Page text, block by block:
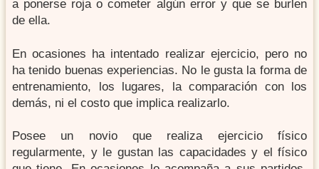
a ponerse roja o cometer algún error y que se burlen
de ella.
En ocasiones ha intentado realizar ejercicio, pero no
ha tenido buenas experiencias. No le gusta la forma de
entrenamiento, los lugares, la comparación con los
demás, ni el costo que implica realizarlo.
Posee un novio que realiza ejercicio físico
regularmente, y le gustan las capacidades y el físico